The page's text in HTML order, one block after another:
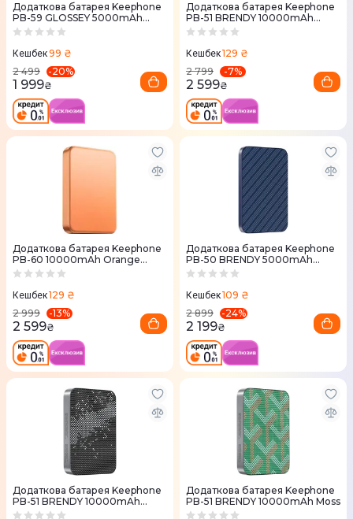
Додаткова батарея Keephone
PB-59 GLOSSEY 5000mAh
Orange Titanium
Кешбек99 ₴
2 499
-20%
1 999₴
Додаткова батарея Keephone
PB-51 BRENDY 10000mAh
Midas
Кешбек129 ₴
2 799
-7%
2 599₴
Додаткова батарея Keephone
PB-60 10000mAh Orange
Titanium
Кешбек129 ₴
2 999
-13%
2 599₴
Додаткова батарея Keephone
PB-50 BRENDY 5000mAh
Starry Blue
Кешбек109 ₴
2 899
-24%
2 199₴
Додаткова батарея Keephone
PB-51 BRENDY 10000mAh
Meteor
Додаткова батарея Keephone
PB-51 BRENDY 10000mAh Moss